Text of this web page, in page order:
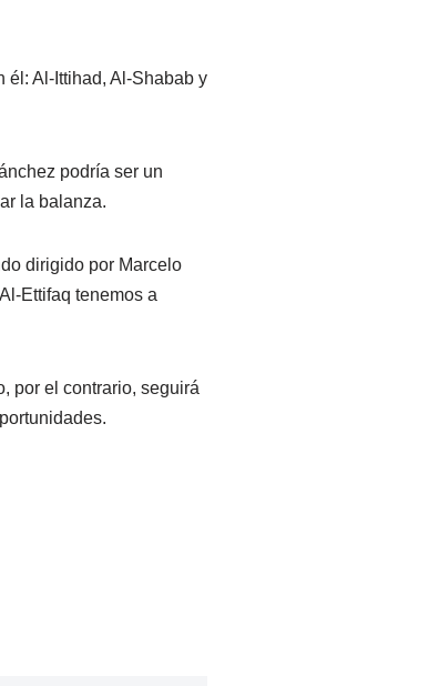
él: Al-Ittihad, Al-Shabab y
podría ser un
la balanza.
dirigido por Marcelo
Ettifaq tenemos a
por el contrario, seguirá